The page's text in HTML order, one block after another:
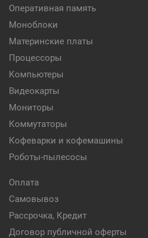
Оперативная память
Моноблоки
Материнские платы
Процессоры
Компьютеры
Видеокарты
Мониторы
Коммутаторы
Кофеварки и кофемашины
Роботы-пылесосы
Оплата
Самовывоз
Рассрочка, Кредит
Договор публичной оферты